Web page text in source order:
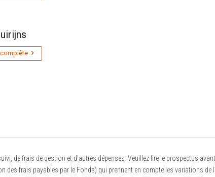
de frais de gestion et d’autres dépenses. Veuillez lire le prospectus
frais payables par le Fonds) qui prennent en compte les variations de